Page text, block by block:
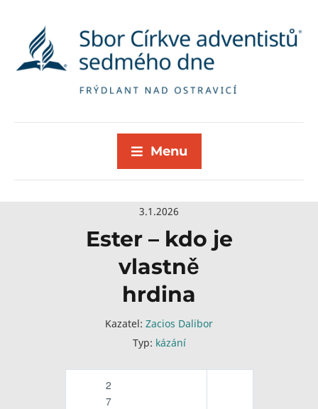
Menu
3.1.2026
Ester – kdo je
vlastně
hrdina
Kazatel: Zacios Dalibor
Typ: kázání
2
7